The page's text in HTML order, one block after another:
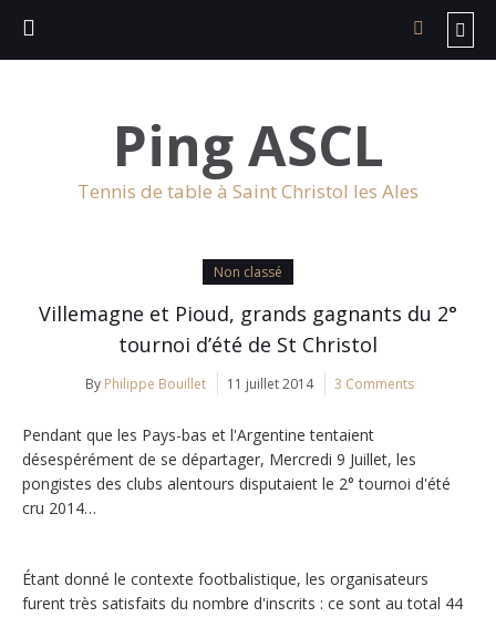
Ping ASCL
Tennis de table à Saint Christol les Ales
Non classé
Villemagne et Pioud, grands gagnants du 2°
tournoi d’été de St Christol
By Philippe Bouillet 11 juillet 2014 3 Comments
Pendant que les Pays-bas et l'Argentine tentaient
désespérément de se départager, Mercredi 9 Juillet, les
pongistes des clubs alentours disputaient le 2° tournoi d'été
cru 2014…
Étant donné le contexte footbalistique, les organisateurs
furent très satisfaits du nombre d'inscrits : ce sont au total 44